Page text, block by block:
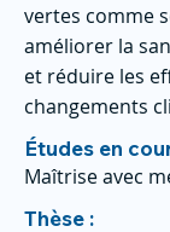
vertes comme
améliorer la
et réduire les
changements
Études en
Maîtrise avec
Thèse :